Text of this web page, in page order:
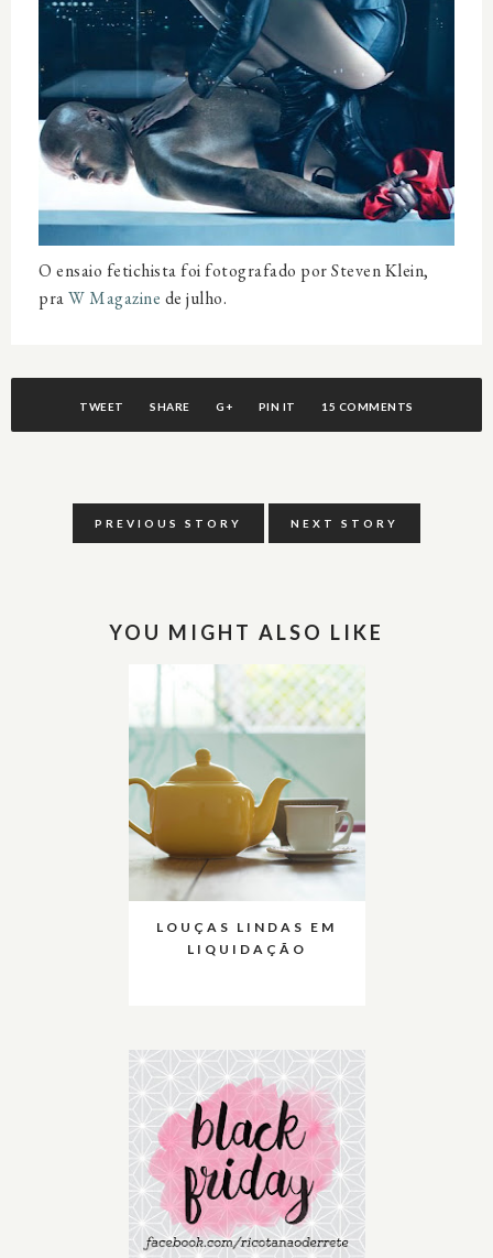
O ensaio fetichista foi fotografado por Steven Klein,
praW Magazine de julho.
TWEET SHARE G+ PIN IT 15 COMMENTS
PREVIOUS STORY NEXT STORY
YOU MIGHT ALSO LIKE
LOUÇAS LINDAS EM
LIQUIDAÇÃO